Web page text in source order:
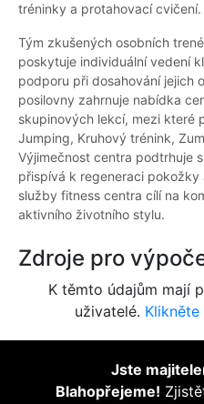
tréninky a protahovací cvičení.
Tým zkušených osobních
poskytuje individuální vedení
podporu při dosahování jejich
posilovny zahrnuje nabídka
skupinových lekcí, mezi které
Jumping, Kruhový trénink,
Výjimečnost centra podtrhuje
přispívá k regeneraci
služby fitness centra cílí na
aktivního životního stylu.
Zdroje pro
K těmto údajům mají
uživatelé.
Jste
Blahopřejeme!